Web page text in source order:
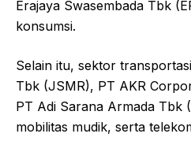
Erajaya Swasembada Tbk
konsumsi.
Selain itu, sektor
Tbk (JSMR), PT AKR
PT Adi Sarana Armada Tbk
mobilitas mudik, serta